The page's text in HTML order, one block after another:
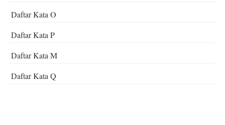
Daftar Kata O
Daftar Kata P
Daftar Kata M
Daftar Kata Q